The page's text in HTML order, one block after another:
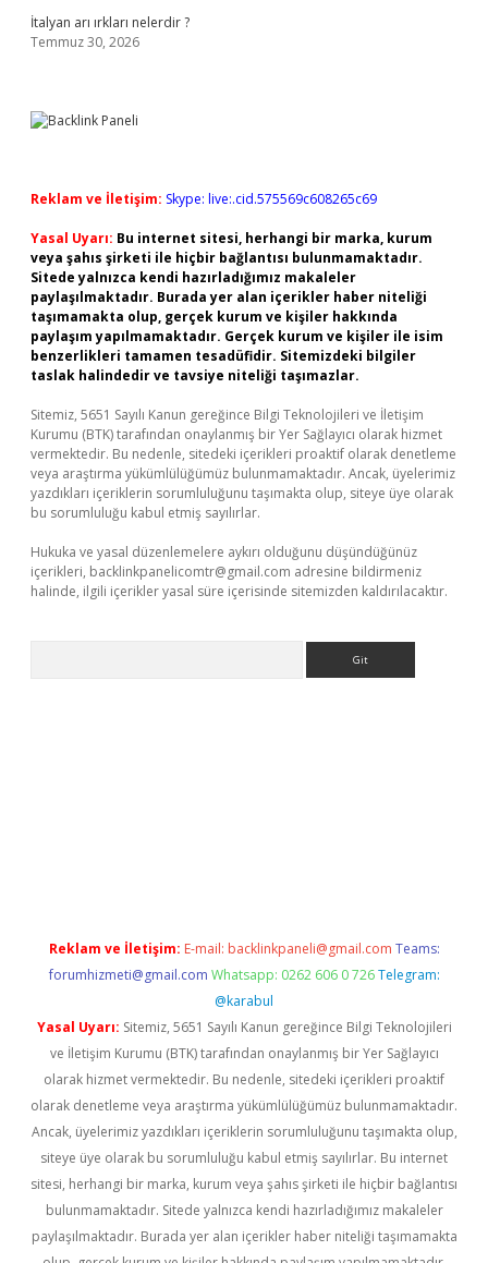
İtalyan arı ırkları nelerdir ?
Temmuz 30, 2026
Reklam ve İletişim: Skype: live:.cid.575569c608265c69
Yasal Uyarı: Bu internet sitesi, herhangi bir marka, kurum
veya şahıs şirketi ile hiçbir bağlantısı bulunmamaktadır.
Sitede yalnızca kendi hazırladığımız makaleler
paylaşılmaktadır. Burada yer alan içerikler haber niteliği
taşımamakta olup, gerçek kurum ve kişiler hakkında
paylaşım yapılmamaktadır. Gerçek kurum ve kişiler ile isim
benzerlikleri tamamen tesadüfidir. Sitemizdeki bilgiler
taslak halindedir ve tavsiye niteliği taşımazlar.
Sitemiz, 5651 Sayılı Kanun gereğince Bilgi Teknolojileri ve İletişim
Kurumu (BTK) tarafından onaylanmış bir Yer Sağlayıcı olarak hizmet
vermektedir. Bu nedenle, sitedeki içerikleri proaktif olarak denetleme
veya araştırma yükümlülüğümüz bulunmamaktadır. Ancak, üyelerimiz
yazdıkları içeriklerin sorumluluğunu taşımakta olup, siteye üye olarak
bu sorumluluğu kabul etmiş sayılırlar.
Hukuka ve yasal düzenlemelere aykırı olduğunu düşündüğünüz
içerikleri, backlinkpanelicomtr@gmail.com adresine bildirmeniz
halinde, ilgili içerikler yasal süre içerisinde sitemizden kaldırılacaktır.
Reklam ve İletişim: E-mail: backlinkpaneli@gmail.com Teams:
forumhizmeti@gmail.com Whatsapp: 0262 606 0 726 Telegram:
@karabul
Yasal Uyarı: Sitemiz, 5651 Sayılı Kanun gereğince Bilgi Teknolojileri
ve İletişim Kurumu (BTK) tarafından onaylanmış bir Yer Sağlayıcı
olarak hizmet vermektedir. Bu nedenle, sitedeki içerikleri proaktif
olarak denetleme veya araştırma yükümlülüğümüz bulunmamaktadır.
Ancak, üyelerimiz yazdıkları içeriklerin sorumluluğunu taşımakta olup,
siteye üye olarak bu sorumluluğu kabul etmiş sayılırlar. Bu internet
sitesi, herhangi bir marka, kurum veya şahıs şirketi ile hiçbir bağlantısı
bulunmamaktadır. Sitede yalnızca kendi hazırladığımız makaleler
paylaşılmaktadır. Burada yer alan içerikler haber niteliği taşımamakta